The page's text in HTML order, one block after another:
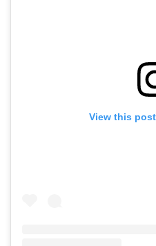
View this